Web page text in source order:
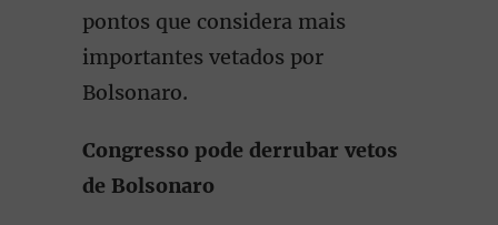
pontos que considera mais
importantes vetados por
Bolsonaro.
Congresso pode derrubar vetos
de Bolsonaro